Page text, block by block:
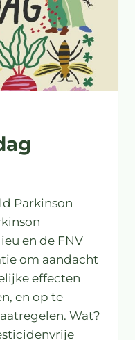
Parkinson
en de FNV
om aandacht
effecten
en op te
Wat?